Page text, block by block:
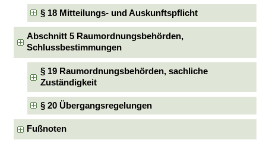
§ 18 Mitteilungs- und Auskunftspflicht
Abschnitt 5 Raumordnungsbehörden,
Schlussbestimmungen
§ 19 Raumordnungsbehörden, sachliche
Zuständigkeit
§ 20 Übergangsregelungen
Fußnoten